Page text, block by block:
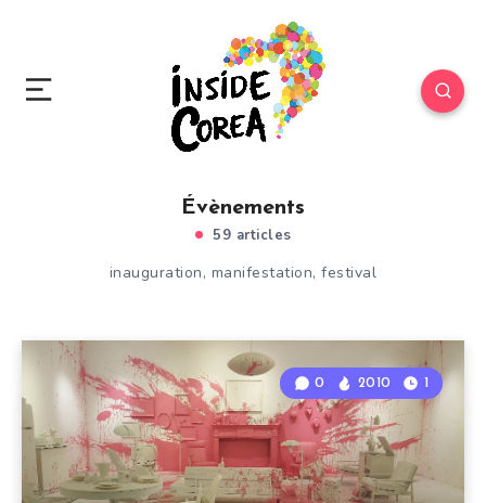
Évènements
59 articles
inauguration, manifestation, festival
0 2010 1